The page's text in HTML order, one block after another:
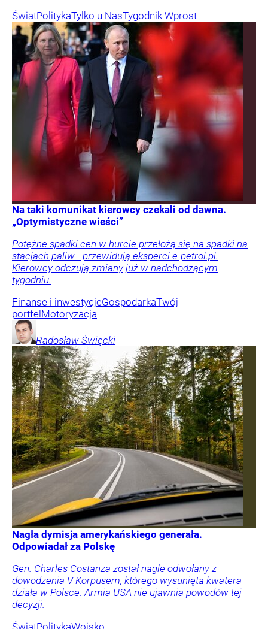
ŚwiatPolitykaTylko u NasTygodnik Wprost
Na taki komunikat kierowcy czekali od dawna.
„Optymistyczne wieści”
Potężne spadki cen w hurcie przełożą się na spadki na
stacjach paliw - przewidują eksperci e-petrol.pl.
Kierowcy odczują zmiany już w nadchodzącym
tygodniu.
Finanse i inwestycjeGospodarkaTwój
portfelMotoryzacja
Radosław Święcki
Nagła dymisja amerykańskiego generała.
Odpowiadał za Polskę
Gen. Charles Costanza został nagle odwołany z
dowodzenia V Korpusem, którego wysunięta kwatera
działa w Polsce. Armia USA nie ujawnia powodów tej
decyzji.
ŚwiatPolitykaWojsko